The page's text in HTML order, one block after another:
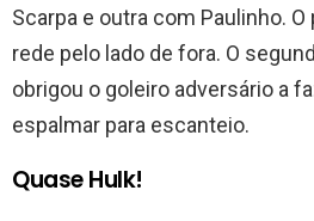
Scarpa e outra com Paulinho.
rede pelo lado de fora. O
obrigou o goleiro adversário a
espalmar para escanteio.
Quase Hulk!